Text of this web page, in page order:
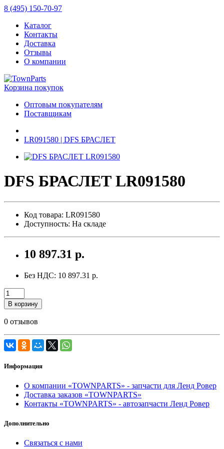
8 (495) 150-70-97
Каталог
Контакты
Доставка
Отзывы
О компании
Корзина покупок
Оптовым покупателям
Поставщикам
LR091580 | DFS БРАСЛЕТ
DFS БРАСЛЕТ LR091580
Код товара: LR091580
Доступность: На складе
10 897.31 р.
Без НДС: 10 897.31 р.
В корзину
0 отзывов
Информация
О компании «TOWNPARTS» - запчасти для Ленд Ровер
Доставка заказов «TOWNPARTS»
Контакты «TOWNPARTS» - автозапчасти Ленд Ровер
Дополнительно
Связаться с нами